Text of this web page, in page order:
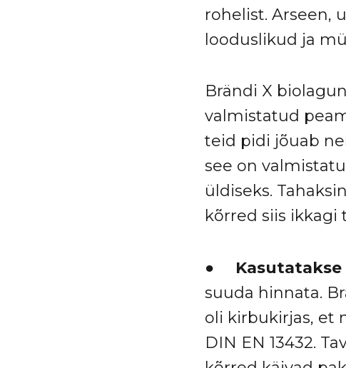
rohelist. Arseen,
looduslikud ja
Brändi X
valmistatud
teid pidi jõuab
see on
üldiseks.
kõrred siis ikkagi
●
suuda hinnata.
oli kirbukirjas, et
DIN EN 13432.